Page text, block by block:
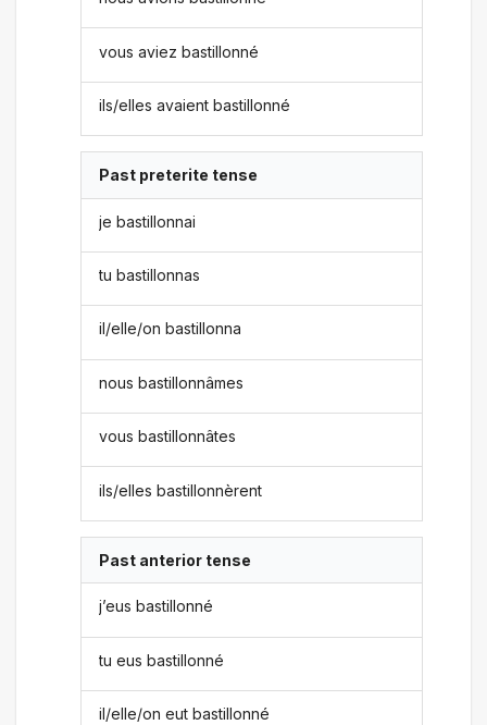
vous aviez bastillonné
ils/elles avaient bastillonné
Past preterite tense
je bastillonnai
tu bastillonnas
il/elle/on bastillonna
nous bastillonnâmes
vous bastillonnâtes
ils/elles bastillonnèrent
Past anterior tense
j’eus bastillonné
tu eus bastillonné
il/elle/on eut bastillonné